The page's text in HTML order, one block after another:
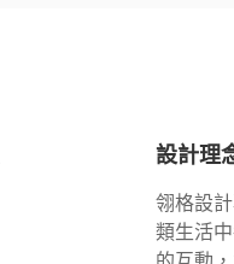
設計理
翎格設
類生活